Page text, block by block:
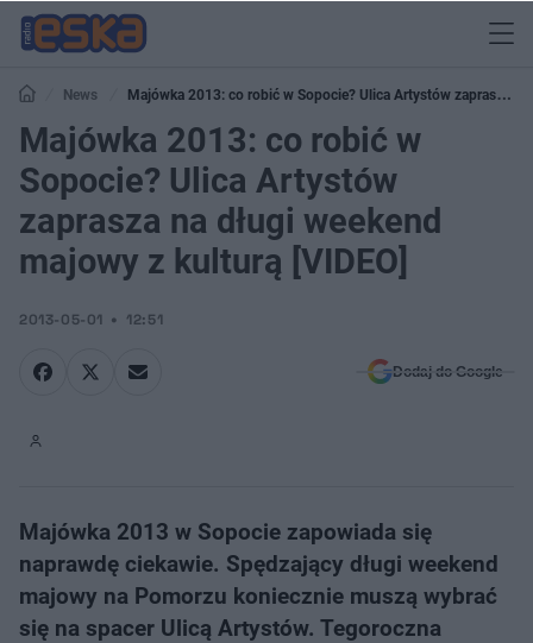
News
Majówka 2013: co robić w Sopocie? Ulica Artystów zaprasza
na długi weekend majowy z kulturą [VIDEO]
Majówka 2013: co robić w
Sopocie? Ulica Artystów
zaprasza na długi weekend
majowy z kulturą [VIDEO]
2013-05-01 12:51
Dodaj do Google
Majówka 2013 w Sopocie zapowiada się
naprawdę ciekawie. Spędzający długi weekend
majowy na Pomorzu koniecznie muszą wybrać
się na spacer Ulicą Artystów. Tegoroczna